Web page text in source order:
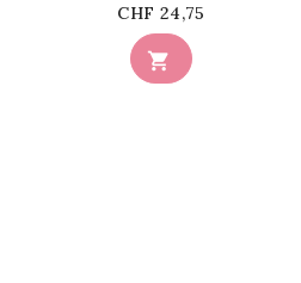

Prix
CHF 24,75